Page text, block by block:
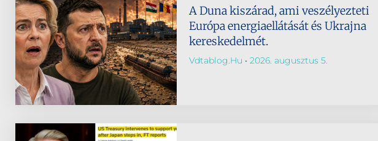
A Duna kiszárad, ami veszélyezteti
Európa energiaellátását és Ukrajna
kereskedelmét.
Vdtablog.hu 2026. augusztus 5.